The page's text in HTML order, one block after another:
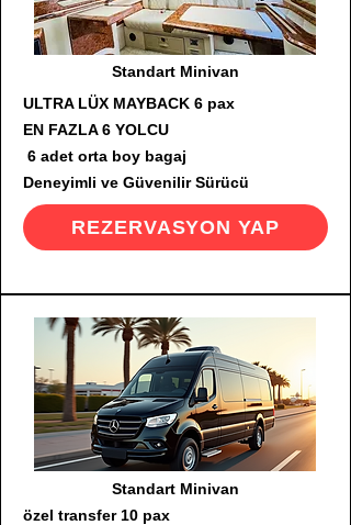
Standart Minivan
ULTRA LÜX MAYBACK 6 pax
EN FAZLA 6 YOLCU
6 adet orta boy bagaj
Deneyimli ve Güvenilir Sürücü
REZERVASYON YAP
Standart Minivan
özel transfer 10 pax